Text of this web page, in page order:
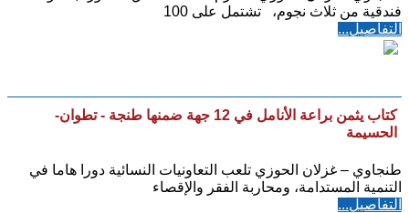
فندقية من ثلاث نجوم، تشتمل على 100
التفاصيل...
كتاب يثمن براعة الأنامل في 12 جهة ضمنها طنجة - تطوان-
الحسيمة
طنجاوي – غزلان الحوزي تلعب التعاونيات النسائية دورا هاما في
التنمية المستدامة، ومحاربة الفقر والإقصاء
التفاصيل...